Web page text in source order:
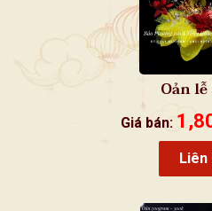
Oản
Giá bán:
Liên